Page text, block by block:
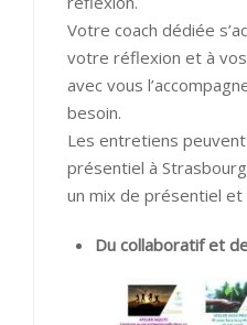
Votre coach dédiée
votre réflexion et à
avec vous
besoin.
Les entretiens
présentiel à
un mix de présentiel et
Du collaboratif et